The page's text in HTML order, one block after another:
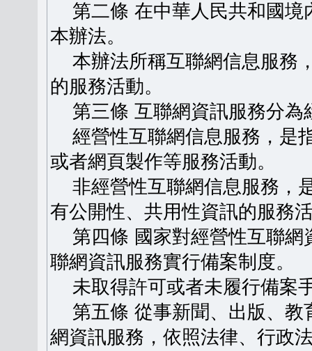
第二條 在中華人民共和國境
本辦法。
本辦法所稱互聯網信息服務
的服務活動。
第三條 互聯網資訊服務分為
經營性互聯網信息服務，是
或者網頁製作等服務活動。
非經營性互聯網信息服務，
有公開性、共用性資訊的服務
第四條 國家對經營性互聯網
聯網資訊服務實行備案制度。
未取得許可或者未履行備案
第五條 從事新聞、出版、教
網資訊服務，依照法律、行政